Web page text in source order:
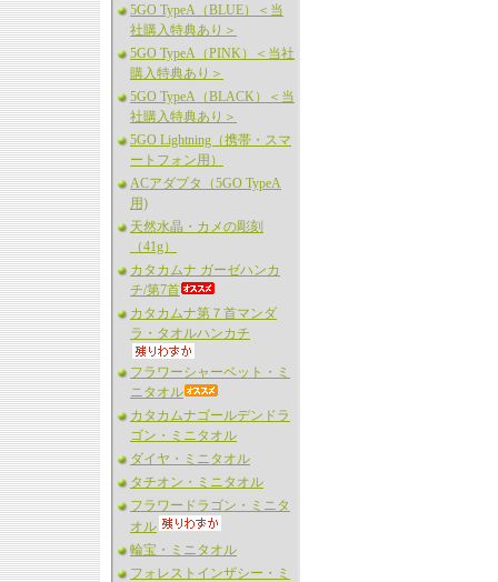
5GO TypeA（BLUE）＜当
社購入特典あり＞
5GO TypeA（PINK）＜当社
購入特典あり＞
5GO TypeA（BLACK）＜当
社購入特典あり＞
5GO Lightning（携帯・スマ
ートフォン用）
ACアダプタ（5GO TypeA
用)
天然水晶・カメの彫刻
（41g）
カタカムナ ガーゼハンカ
チ/第7首
カタカムナ第７首マンダ
ラ・タオルハンカチ
フラワーシャーベット・ミ
ニタオル
カタカムナゴールデンドラ
ゴン・ミニタオル
ダイヤ・ミニタオル
タチオン・ミニタオル
フラワードラゴン・ミニタ
オル
輪宝・ミニタオル
フォレストインザシー・ミ